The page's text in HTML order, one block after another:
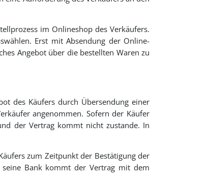
im Onlineshop des Verkäufers.
Erst mit Absendung der Online-
Angebot über die bestellten Waren zu
des Käufers durch Übersendung einer
angenommen. Sofern der Käufer
der Vertrag kommt nicht zustande. In
zum Zeitpunkt der Bestätigung der
Bank kommt der Vertrag mit dem